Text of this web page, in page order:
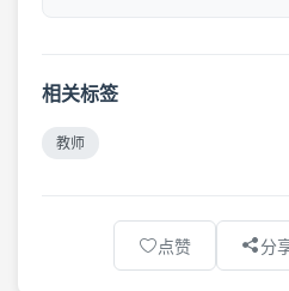
相关标签
教师
点赞 分